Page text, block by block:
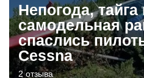
Непогода, тайга
самодельная
спаслись
Cessna
2 отзыва